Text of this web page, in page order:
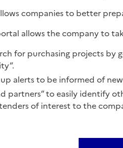
companies to better
allows the company to
for purchasing projects by
alerts to be informed of
partners” to easily identify
of interest to the